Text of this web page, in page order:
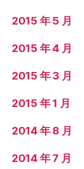
2015 年 5 月
2015 年 4 月
2015 年 3 月
2015 年 1 月
2014 年 8 月
2014 年 7 月